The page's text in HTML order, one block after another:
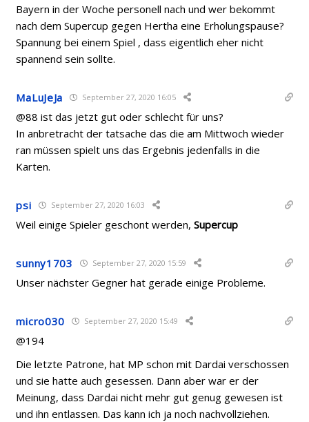
Bayern in der Woche personell nach und wer bekommt
nach dem Supercup gegen Hertha eine Erholungspause?
Spannung bei einem Spiel , dass eigentlich eher nicht
spannend sein sollte.
MaLuJeJa September 27, 2020 16:05
@88 ist das jetzt gut oder schlecht für uns?
In anbretracht der tatsache das die am Mittwoch wieder
ran müssen spielt uns das Ergebnis jedenfalls in die
Karten.
psi September 27, 2020 16:03
Weil einige Spieler geschont werden,Supercup
sunny1703 September 27, 2020 15:59
Unser nächster Gegner hat gerade einige Probleme.
micro030 September 27, 2020 15:49
@194
Die letzte Patrone, hat MP schon mit Dardai verschossen
und sie hatte auch gesessen. Dann aber war er der
Meinung, dass Dardai nicht mehr gut genug gewesen ist
und ihn entlassen. Das kann ich ja noch nachvollziehen.